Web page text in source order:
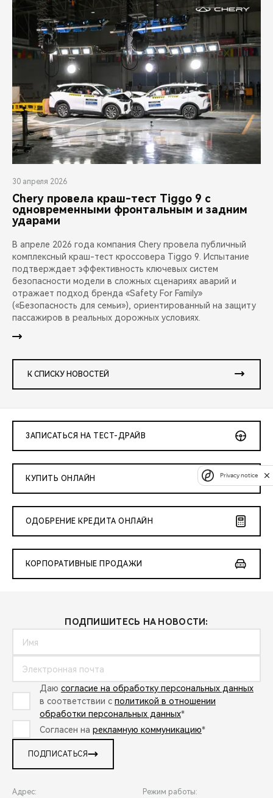
30 апреля 2026
Chery провела краш-тест Tiggo 9 с
одновременными фронтальным и задним
ударами
В апреле 2026 года компания Chery провела публичный
комплексный краш-тест кроссовера Tiggo 9. Испытание
подтверждает эффективность ключевых систем
безопасности модели в сложных сценариях аварий и
отражает подход бренда «Safety For Family»
(«Безопасность для семьи»), ориентированный на защиту
пассажиров в реальных дорожных условиях.
К СПИСКУ НОВОСТЕЙ
ЗАПИСАТЬСЯ НА ТЕСТ-ДРАЙВ
КУПИТЬ ОНЛАЙН
ОДОБРЕНИЕ КРЕДИТА ОНЛАЙН
КОРПОРАТИВНЫЕ ПРОДАЖИ
ПОДПИШИТЕСЬ НА НОВОСТИ:
Даю согласие на обработку персональных данных
в соответствии с политикой в отношении
обработки персональных данных*
Согласен на рекламную коммуникацию*
ПОДПИСАТЬСЯ
Адрес: Режим работы:
Privacy notice